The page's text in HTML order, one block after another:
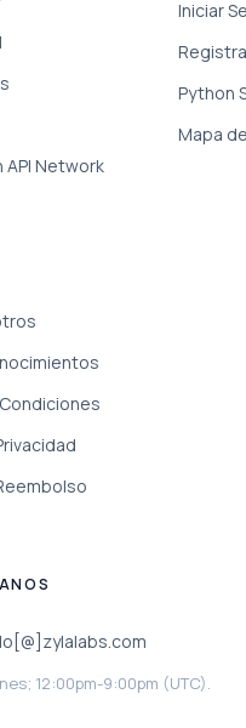
API Network
Iniciar
Python
Mapa
12:00pm-9:00pm (UTC).